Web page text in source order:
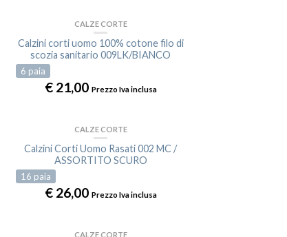
CALZE CORTE
Calzini corti uomo 100% cotone filo di
scozia sanitario 009LK/BIANCO
6 paia
€21,00 Prezzo Iva inclusa
CALZE CORTE
Calzini Corti Uomo Rasati 002 MC /
ASSORTITO SCURO
16 paia
€26,00 Prezzo Iva inclusa
CALZE CORTE